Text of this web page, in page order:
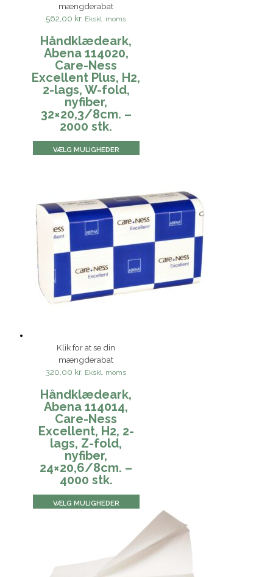
mængderabat
562,00 kr. Ekskl. moms
Håndklædeark,
Abena 114020,
Care-Ness
Excellent Plus, H2,
2-lags, W-fold,
nyfiber,
32×20,3/8cm. –
2000 stk.
VÆLG MULIGHEDER
Klik for at se din
mængderabat
320,00 kr. Ekskl. moms
Håndklædeark,
Abena 114014,
Care-Ness
Excellent, H2, 2-
lags, Z-fold,
nyfiber,
24×20,6/8cm. –
4000 stk.
VÆLG MULIGHEDER